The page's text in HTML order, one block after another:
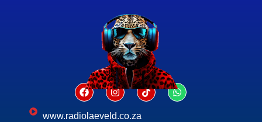
www.radiolaeveld.co.za